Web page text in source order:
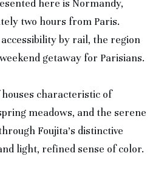
here is Normandy,
two hours from Paris.
by rail, the region
getaway for Parisians.
characteristic of
meadows, and the serene
Foujita’s distinctive
light, refined sense of color.